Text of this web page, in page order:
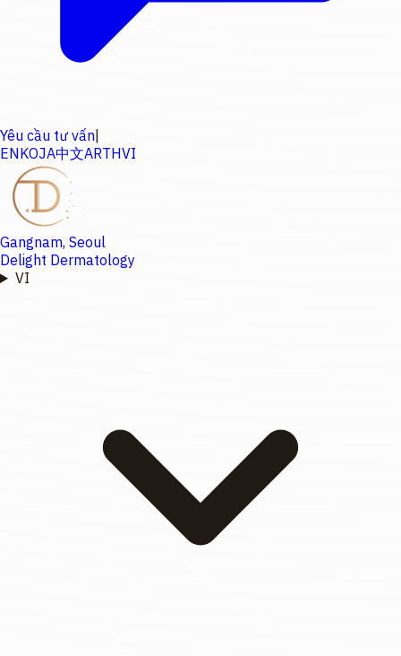
Yêu cầu tư vấn
ENKOJA中文ARTHVI
Gangnam, Seoul
Delight Dermatology
VI